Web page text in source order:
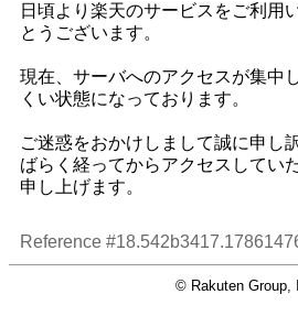
日頃より楽天のサービスをご利用
とうございます。
現在、サーバへのアクセスが集中
くい状態になっております。
ご迷惑をおかけしまして誠に申し
ばらく経ってからアクセスしてい
申し上げます。
Reference
© Rakuten Group,